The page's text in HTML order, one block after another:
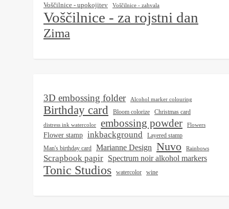
Voščilnice - upokojitev Voščilnice - zahvala
Voščilnice - za rojstni dan
Zima
3D embossing folder Alcohol marker colouring
Birthday card Bloom colorize Christmas card
distress ink watercolor embossing powder Flowers
Flower stamp inkbackground
Layered stamp
Man's birthday card
Marianne Design Nuvo Rainbows
Scrapbook papir Spectrum noir alkohol markers
Tonic Studios watercolor wine